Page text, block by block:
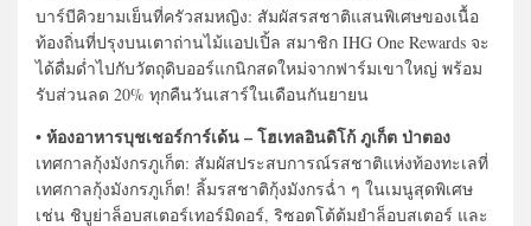
บาร์บีคิวยามเย็นที่ครัวสมหญิง: สัมผัสรสชาติแสนพิเศษของเนื้อ
ท้องถิ่นที่ปรุงบนเตาถ่านไม้แอปเปิ้ล สมาชิก IHG One Rewards จะ
ได้ดื่มด่ำไปกับวัตถุดิบออร์แกนิกสดใหม่จากฟาร์มเขาใหญ่ พร้อม
รับส่วนลด 20% ทุกคืนวันเสาร์ในเดือนกันยายน
• ห้องอาหารบุชเชอร์การ์เด้น – โฮเทลอินดิโก้ ภูเก็ต ป่าตอง
เทศกาลกุ้งมังกรภูเก็ต: สัมผัสประสบการณ์รสชาติแห่งท้องทะเลที่
เทศกาลกุ้งมังกรภูเก็ต! ลิ้มรสชาติกุ้งมังกรฉ่ำ ๆ ในเมนูสุดพิเศษ
เช่น ชิบูย่าล็อบสเตอร์เทอร์มิดอร์, ริซอตโต้ต้มยำล็อบสเตอร์ และ